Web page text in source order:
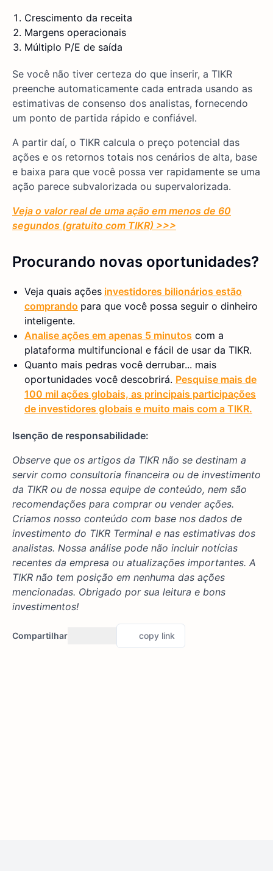
Crescimento da receita
Margens operacionais
Múltiplo P/E de saída
Se você não tiver certeza do que inserir, a TIKR
preenche automaticamente cada entrada usando as
estimativas de consenso dos analistas, fornecendo
um ponto de partida rápido e confiável.
A partir daí, o TIKR calcula o preço potencial das
ações e os retornos totais nos cenários de alta, base
e baixa para que você possa ver rapidamente se uma
ação parece subvalorizada ou supervalorizada.
Veja o valor real de uma ação em menos de 60
segundos (gratuito com TIKR) >>>
Procurando novas oportunidades?
Veja quais ações investidores bilionários estão
comprando para que você possa seguir o dinheiro
inteligente.
Analise ações em apenas 5 minutos com a
plataforma multifuncional e fácil de usar da TIKR.
Quanto mais pedras você derrubar... mais
oportunidades você descobrirá. Pesquise mais de
100 mil ações globais, as principais participações
de investidores globais e muito mais com a TIKR.
Isenção de responsabilidade:
Observe que os artigos da TIKR não se destinam a
servir como consultoria financeira ou de investimento
da TIKR ou de nossa equipe de conteúdo, nem são
recomendações para comprar ou vender ações.
Criamos nosso conteúdo com base nos dados de
investimento do TIKR Terminal e nas estimativas dos
analistas. Nossa análise pode não incluir notícias
recentes da empresa ou atualizações importantes. A
TIKR não tem posição em nenhuma das ações
mencionadas. Obrigado por sua leitura e bons
investimentos!
Compartilhar copy link